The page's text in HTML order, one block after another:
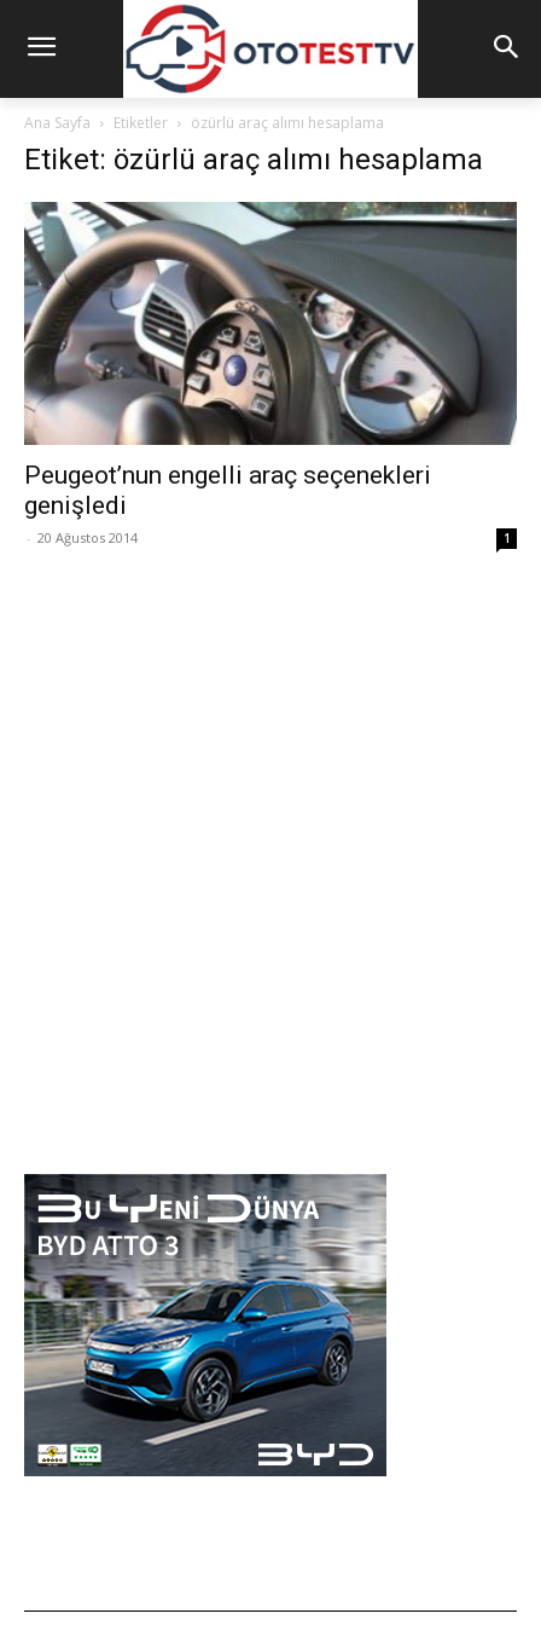
Ana Sayfa Etiketler özürlü araç alımı hesaplama
Etiket: özürlü araç alımı hesaplama
Peugeot’nun engelli araç seçenekleri
genişledi
- 20 Ağustos 2014 1